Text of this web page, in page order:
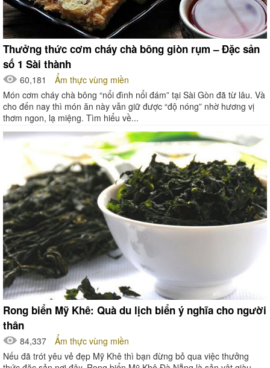
Thưởng thức cơm cháy chà bông giòn rụm – Đặc sản
số 1 Sài thành
60,181
Ẩm thực vùng miền
Món cơm cháy chà bông “nổi đình nổi đám” tại Sài Gòn đã từ lâu. Và
cho đến nay thì món ăn này vẫn giữ được “độ nóng” nhờ hương vị
thơm ngon, lạ miệng. Tìm hiểu về...
Rong biển Mỹ Khê: Quà du lịch biển ý nghĩa cho người
thân
84,337
Ẩm thực vùng miền
Nếu đã trót yêu vẻ đẹp Mỹ Khê thì bạn đừng bỏ qua việc thưởng